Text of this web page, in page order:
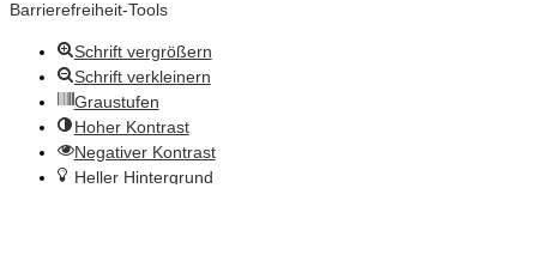
Barrierefreiheit-Tools
Schrift vergrößern
Schrift verkleinern
Graustufen
Hoher Kontrast
Negativer Kontrast
Heller Hintergrund